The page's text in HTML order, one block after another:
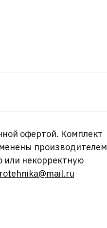
офертой. Комплект
производителем
или некорректную